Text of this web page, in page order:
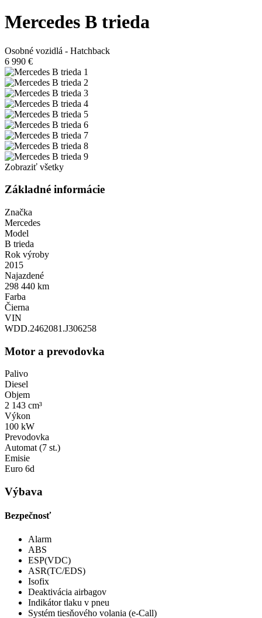
Mercedes B trieda
Osobné vozidlá - Hatchback
6 990 €
Zobraziť všetky
Základné informácie
Značka
Mercedes
Model
B trieda
Rok výroby
2015
Najazdené
298 440 km
Farba
Čierna
VIN
WDD.2462081.J306258
Motor a prevodovka
Palivo
Diesel
Objem
2 143 cm³
Výkon
100 kW
Prevodovka
Automat (7 st.)
Emisie
Euro 6d
Výbava
Bezpečnosť
Alarm
ABS
ESP(VDC)
ASR(TC/EDS)
Isofix
Deaktivácia airbagov
Indikátor tlaku v pneu
Systém tiesňového volania (e-Call)